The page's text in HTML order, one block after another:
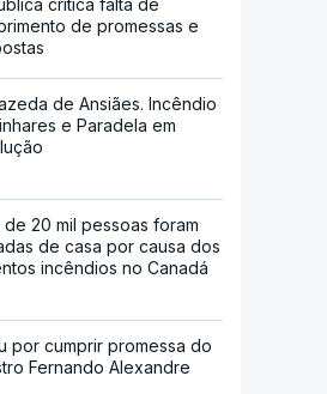
critica falta de
de promessas e
de Ansiães. Incêndio
e Paradela em
de 20 mil pessoas foram
de casa por causa dos
incêndios no Canadá
por cumprir promessa do
Fernando Alexandre